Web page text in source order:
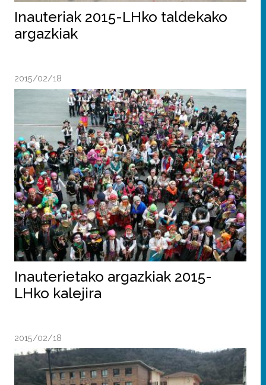
Inauteriak 2015-LHko taldekako
argazkiak
2015/02/18
Inauterietako argazkiak 2015-
LHko kalejira
2015/02/18